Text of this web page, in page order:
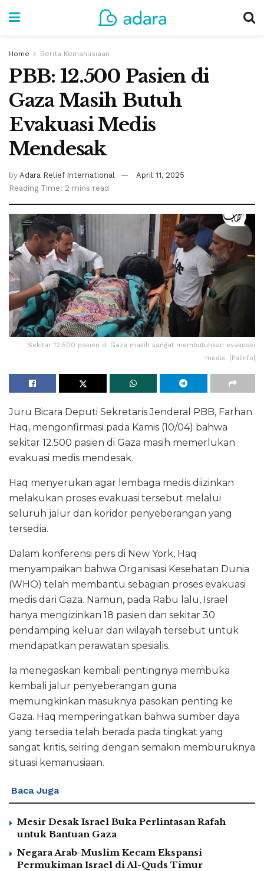
Home Berita Kemanusiaan
PBB: 12.500 Pasien di
Gaza Masih Butuh
Evakuasi Medis
Mendesak
by Adara Relief International
April 11, 2025
Reading Time: 2 mins read
Sekitar 12.500 pasien di Gaza masih sangat membutuhkan evakuasi
medis. [Palinfo]
Juru Bicara Deputi Sekretaris Jenderal PBB, Farhan
Haq, mengonfirmasi pada Kamis (10/04) bahwa
sekitar 12.500 pasien di Gaza masih memerlukan
evakuasi medis mendesak.
Haq menyerukan agar lembaga medis diizinkan
melakukan proses evakuasi tersebut melalui
seluruh jalur dan koridor penyeberangan yang
tersedia.
Dalam konferensi pers di New York, Haq
menyampaikan bahwa Organisasi Kesehatan Dunia
(WHO) telah membantu sebagian proses evakuasi
medis dari Gaza. Namun, pada Rabu lalu, Israel
hanya mengizinkan 18 pasien dan sekitar 30
pendamping keluar dari wilayah tersebut untuk
mendapatkan perawatan spesialis.
Ia menegaskan kembali pentingnya membuka
kembali jalur penyeberangan guna
memungkinkan masuknya pasokan penting ke
Gaza. Haq memperingatkan bahwa sumber daya
yang tersedia telah berada pada tingkat yang
sangat kritis, seiring dengan semakin memburuknya
situasi kemanusiaan.
Baca Juga
Mesir Desak Israel Buka Perlintasan Rafah
untuk Bantuan Gaza
Negara Arab-Muslim Kecam Ekspansi
Permukiman Israel di Al-Quds Timur